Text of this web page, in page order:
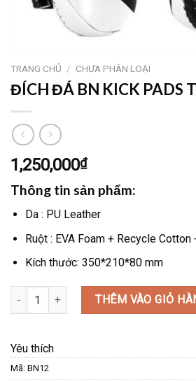
TRANG CHỦ / CHƯA PHÂN LOẠI
ĐÍCH ĐÁ BN KICK PADS
1,250,000₫
Thông tin sản phẩm:
Da : PU Leather
Ruột : EVA Foam + Recycle Cotton
Kích thước: 350*210*80 mm
ĐÍCH ĐÁ BN KICK PADS TRẮNG số lượng
THÊM VÀO GIỎ
Yêu thích
Mã: BN12